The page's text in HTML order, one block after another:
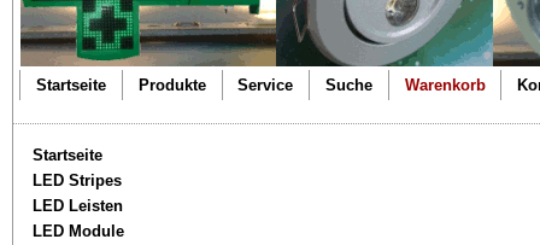
Startseite Produkte Service Suche Warenkorb
Startseite
LED Stripes
LED Leisten
LED Module